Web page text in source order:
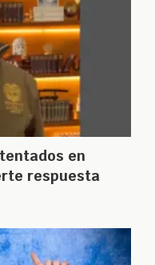
en
respuesta